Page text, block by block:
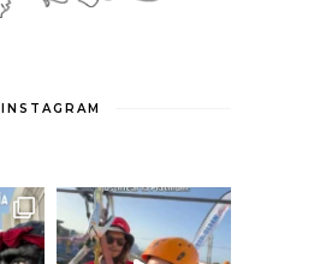
INSTAGRAM